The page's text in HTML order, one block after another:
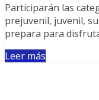
Participarán las
prejuvenil, juvenil,
prepara para
Leer más